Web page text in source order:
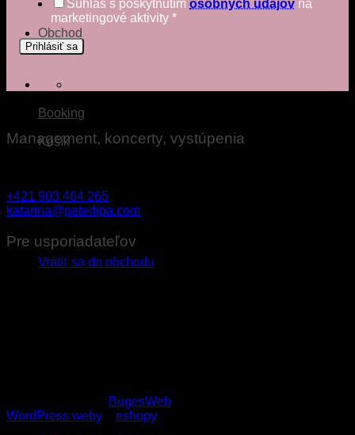
Obchod
Booking
Košík
Žiadne produkty v košíku.
Vrátiť sa do obchodu
Súhlas s poskytnutím osobných údajov na
marketingové aktivity *
Prihlásiť sa
Management, koncerty, vystúpenia
+421 903 464 265
katarina@peterlipa.com
Pre usporiadateľov
Technické požiadavky na ozvučenie pre usporiadateľov
BugesWeb
WordPress weby
eshopy